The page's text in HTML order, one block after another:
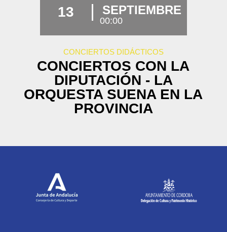
13 SEPTIEMBRE
00:00
CONCIERTOS DIDÁCTICOS
CONCIERTOS CON LA
DIPUTACIÓN - LA
ORQUESTA SUENA EN LA
PROVINCIA